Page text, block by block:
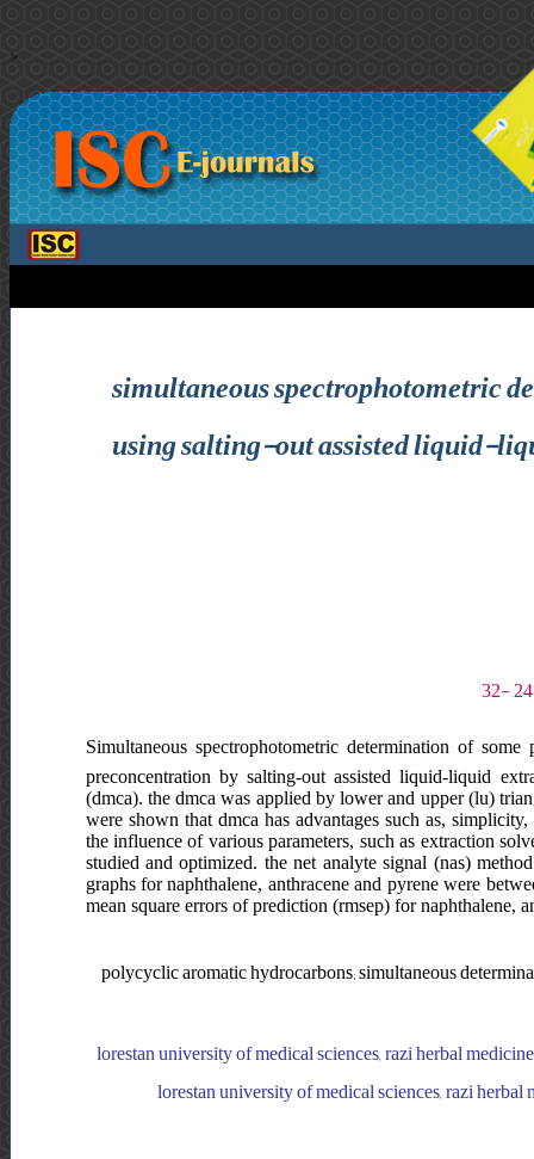
>
simultaneous spectrophotometric
using salting-out assisted liquid-
Simultaneous spectrophotometric determination of
preconcentration by salting-out assisted liquid-liquid
(dmca). the dmca was applied by lower and upper (lu)
were shown that dmca has advantages such as,
the influence of various parameters, such as extraction
studied and optimized. the net analyte signal (nas)
graphs for naphthalene, anthracene and pyrene were
mean square errors of prediction (rmsep) for naphthalene,
polycyclic aromatic hydrocarbons; simultaneous
lorestan university of medical sciences, razi herbal
lorestan university of medical sciences, razi